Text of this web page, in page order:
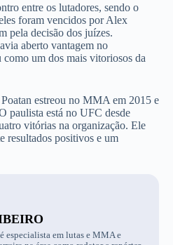
entre os lutadores, sendo o
foram vencidos por Alex
pela decisão dos juízes.
aberto vantagem no
um dos mais vitoriosos da
estreou no MMA em 2015 e
paulista está no UFC desde
vitórias na organização. Ele
resultados positivos e um
especialista em lutas e MMA e